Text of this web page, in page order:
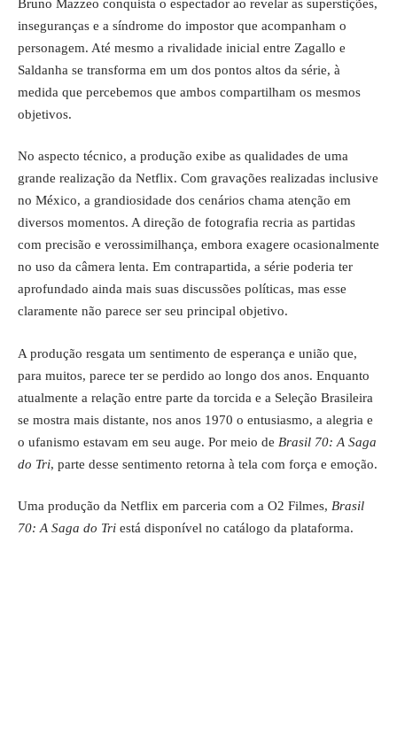
Bruno Mazzeo conquista o espectador ao revelar as superstições,
inseguranças e a síndrome do impostor que acompanham o
personagem. Até mesmo a rivalidade inicial entre Zagallo e
Saldanha se transforma em um dos pontos altos da série, à
medida que percebemos que ambos compartilham os mesmos
objetivos.
No aspecto técnico, a produção exibe as qualidades de uma
grande realização da Netflix. Com gravações realizadas inclusive
no México, a grandiosidade dos cenários chama atenção em
diversos momentos. A direção de fotografia recria as partidas
com precisão e verossimilhança, embora exagere ocasionalmente
no uso da câmera lenta. Em contrapartida, a série poderia ter
aprofundado ainda mais suas discussões políticas, mas esse
claramente não parece ser seu principal objetivo.
A produção resgata um sentimento de esperança e união que,
para muitos, parece ter se perdido ao longo dos anos. Enquanto
atualmente a relação entre parte da torcida e a Seleção Brasileira
se mostra mais distante, nos anos 1970 o entusiasmo, a alegria e
o ufanismo estavam em seu auge. Por meio de Brasil 70: A Saga
do Tri, parte desse sentimento retorna à tela com força e emoção.
Uma produção da Netflix em parceria com a O2 Filmes, Brasil
70: A Saga do Tri está disponível no catálogo da plataforma.